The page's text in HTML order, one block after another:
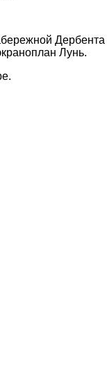
Дербента
Лунь.